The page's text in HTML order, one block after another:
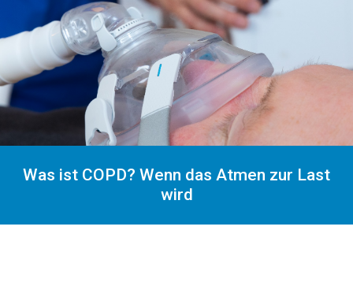
Was ist COPD? Wenn das Atmen zur Last
wird